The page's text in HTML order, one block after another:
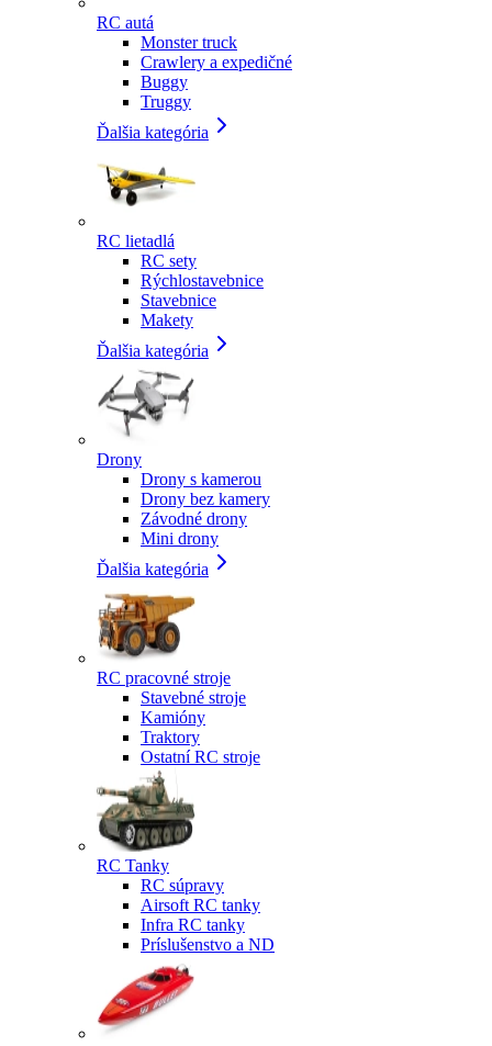
RC autá
Monster truck
Crawlery a expedičné
Buggy
Truggy
Ďalšia kategória
RC lietadlá
RC sety
Rýchlostavebnice
Stavebnice
Makety
Ďalšia kategória
Drony
Drony s kamerou
Drony bez kamery
Závodné drony
Mini drony
Ďalšia kategória
RC pracovné stroje
Stavebné stroje
Kamióny
Traktory
Ostatní RC stroje
RC Tanky
RC súpravy
Airsoft RC tanky
Infra RC tanky
Príslušenstvo a ND